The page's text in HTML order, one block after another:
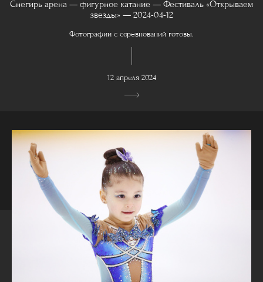
Снегирь арена — фигурное катание — Фестиваль «Открываем
звезды» — 2024-04-12
Фотографии с соревнований готовы.
12 апреля 2024